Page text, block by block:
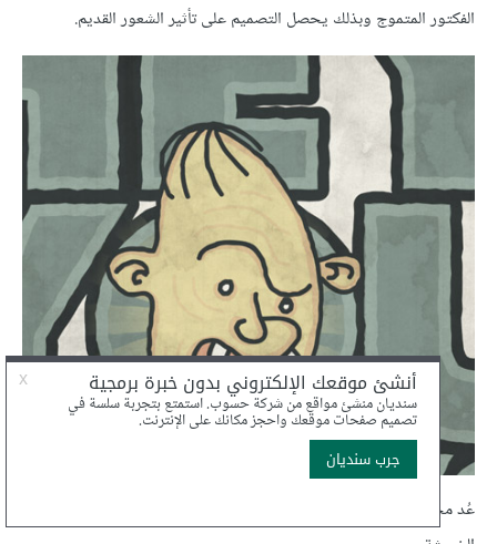
الفكتور المتموج وبذلك يحصل التصميم على تأثير الشعور القديم.
عُد مجدّدًا إلى برنامج إليستريتور وارسم مستطيلًا بحدود رقيقة بتأثير